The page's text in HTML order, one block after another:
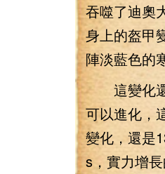
吞噬了迪奧
身上的盔甲
陣淡藍色的
這變化還
可以進化，
變化，還是
s，實力增